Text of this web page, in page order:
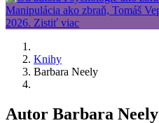
Knihy
Barbara Neely
Autor Barbara Neely